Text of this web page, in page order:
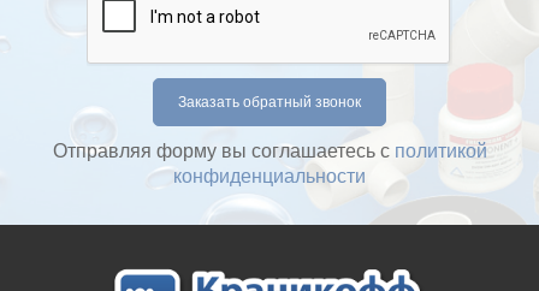
Отправляя форму вы соглашаетесь с политикой
конфиденциальности